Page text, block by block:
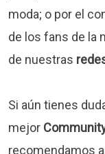
moda; o por el
de los fans de la
de nuestras
Si aún tienes
mejor
recomendamos